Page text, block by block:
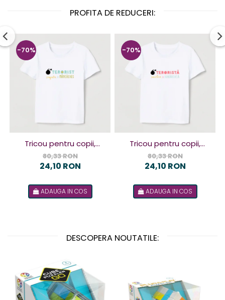
PROFITA DE REDUCERI:
-70%
Tricou pentru copii,
design Terorist
80,33 RON
24,10 RON
ADAUGA IN COS
-70%
Tricou pentru copii,
design Terorista
80,33 RON
24,10 RON
ADAUGA IN COS
DESCOPERA NOUTATILE: